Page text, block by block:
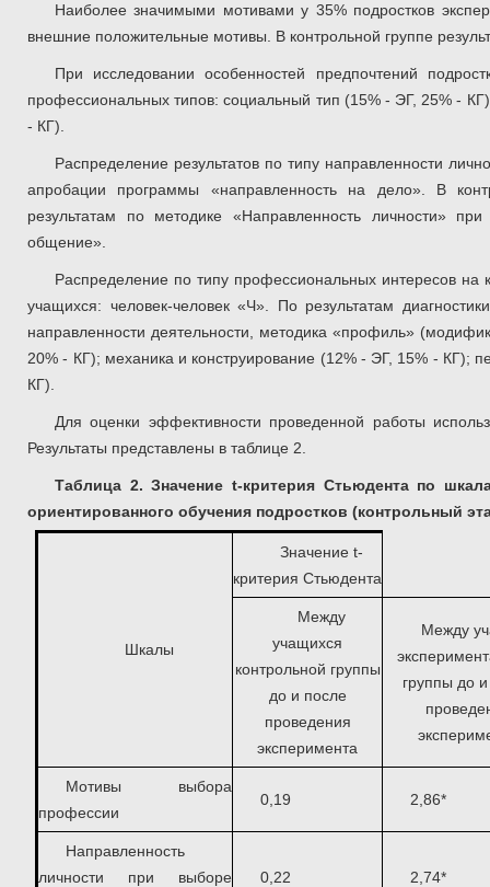
Наиболее значимыми мотивами у 35% подростков
внешние положительные мотивы. В контрольной группе
При исследовании особенностей предпочтений
профессиональных типов: социальный тип (15% - ЭГ, 25% -
- КГ).
Распределение результатов по типу направленности
апробации программы «направленность на дело». В
результатам по методике «Направленность личности»
общение».
Распределение по типу профессиональных интересов на
учащихся: человек-человек «Ч». По результатам
направленности деятельности, методика «профиль»
20% - КГ); механика и конструирование (12% - ЭГ, 15% - КГ);
КГ).
Для оценки эффективности проведенной работы
Результаты представлены в таблице 2.
Таблица 2. Значение t-критерия Стьюдента по
ориентированного обучения подростков (контрольный
Шкалы
Значение t-
критерия Стьюдента
Между
учащихся
контрольной группы
до и после
проведения
эксперимента
Между
группы до
Мотивы выбора
профессии
0,19 2,86*
Направленность
личности при выборе
0,22 2,74*